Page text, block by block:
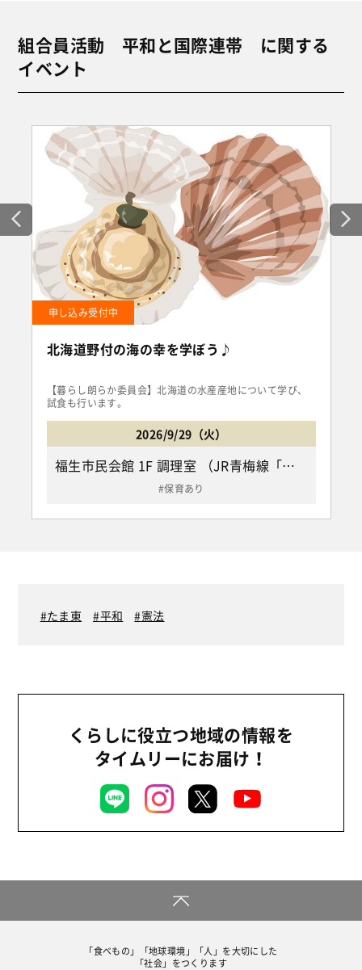
組合員活動 平和と国際連帯 に関する
イベント
申し込み受付中
北海道野付の海の幸を学ぼう♪
【暮らし朗らか委員会】北海道の水産産地について学び、
試食も行います。
2026/9/29（火）
福生市民会館 1F 調理室 （JR青梅線「牛浜駅」下車東口より徒歩5分/福生市福生2455）
保育あり
たま東 平和 憲法
くらしに役立つ地域の情報を
タイムリーにお届け！
「食べもの」「地球環境」「人」を大切にした
「社会」をつくります